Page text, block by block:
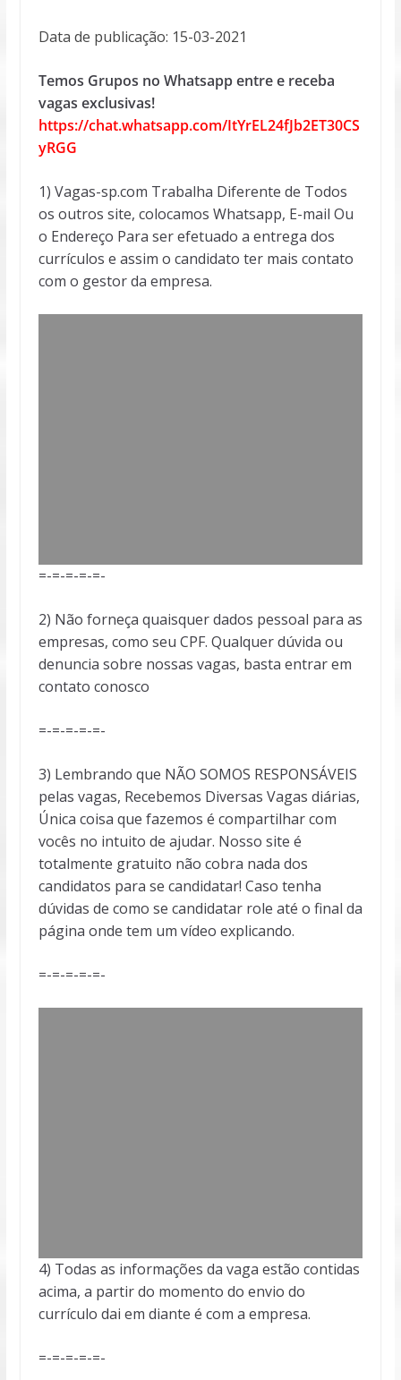
Data de publicação: 15-03-2021
Temos Grupos no Whatsapp entre e receba
vagas exclusivas!
https://chat.whatsapp.com/ItYrEL24fJb2ET30CS
yRGG
1) Vagas-sp.com Trabalha Diferente de Todos
os outros site, colocamos Whatsapp, E-mail Ou
o Endereço Para ser efetuado a entrega dos
currículos e assim o candidato ter mais contato
com o gestor da empresa.
=-=-=-=-=-
2) Não forneça quaisquer dados pessoal para as
empresas, como seu CPF. Qualquer dúvida ou
denuncia sobre nossas vagas, basta entrar em
contato conosco
=-=-=-=-=-
3) Lembrando que NÃO SOMOS RESPONSÁVEIS
pelas vagas, Recebemos Diversas Vagas diárias,
Única coisa que fazemos é compartilhar com
vocês no intuito de ajudar. Nosso site é
totalmente gratuito não cobra nada dos
candidatos para se candidatar! Caso tenha
dúvidas de como se candidatar role até o final da
página onde tem um vídeo explicando.
=-=-=-=-=-
4) Todas as informações da vaga estão contidas
acima, a partir do momento do envio do
currículo dai em diante é com a empresa.
=-=-=-=-=-